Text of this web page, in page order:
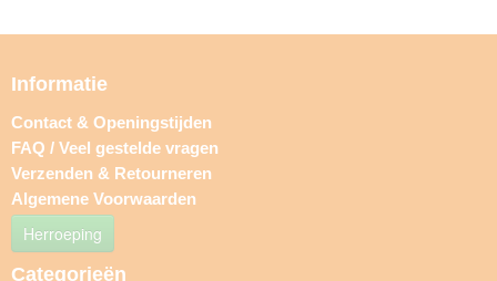
Informatie
Contact & Openingstijden
FAQ / Veel gestelde vragen
Verzenden & Retourneren
Algemene Voorwaarden
Herroeping
Categorieën